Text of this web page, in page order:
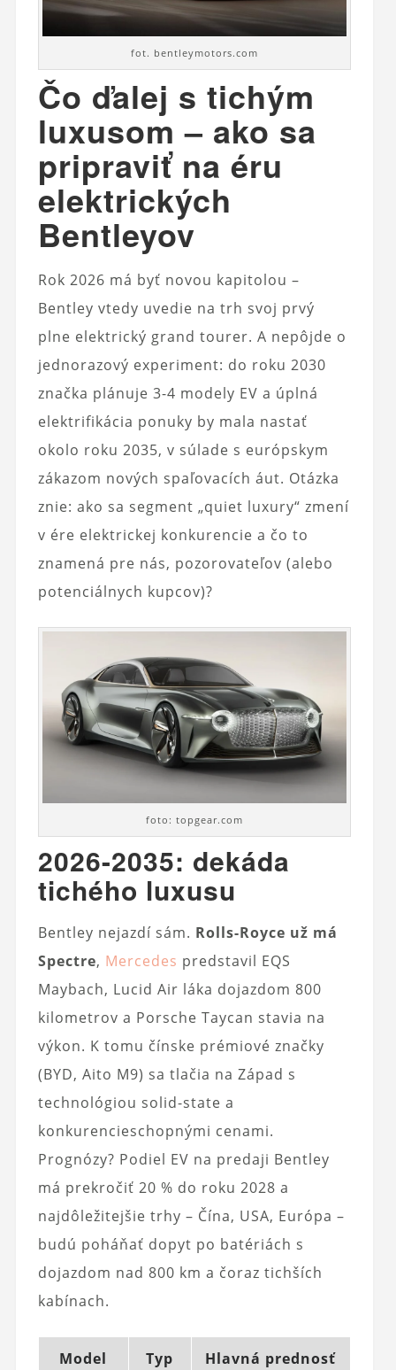
fot. bentleymotors.com
Čo ďalej s tichým
luxusom – ako sa
pripraviť na éru
elektrických
Bentleyov
Rok 2026 má byť novou kapitolou –
Bentley vtedy uvedie na trh svoj prvý
plne elektrický grand tourer. A nepôjde o
jednorazový experiment: do roku 2030
značka plánuje 3-4 modely EV a úplná
elektrifikácia ponuky by mala nastať
okolo roku 2035, v súlade s európskym
zákazom nových spaľovacích áut. Otázka
znie: ako sa segment „quiet luxury“ zmení
v ére elektrickej konkurencie a čo to
znamená pre nás, pozorovateľov (alebo
potenciálnych kupcov)?
foto: topgear.com
2026-2035: dekáda
tichého luxusu
Bentley nejazdí sám. Rolls-Royce už má
Spectre, Mercedes predstavil EQS
Maybach, Lucid Air láka dojazdom 800
kilometrov a Porsche Taycan stavia na
výkon. K tomu čínske prémiové značky
(BYD, Aito M9) sa tlačia na Západ s
technológiou solid-state a
konkurencieschopnými cenami.
Prognózy? Podiel EV na predaji Bentley
má prekročiť 20 % do roku 2028 a
najdôležitejšie trhy – Čína, USA, Európa –
budú poháňať dopyt po batériách s
dojazdom nad 800 km a čoraz tichších
kabínach.
Model Typ
Hlavná prednosť